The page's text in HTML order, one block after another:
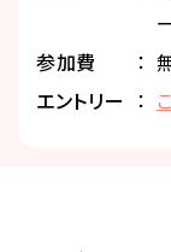
参加費
エントリー